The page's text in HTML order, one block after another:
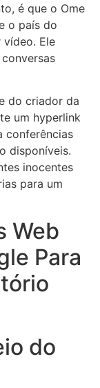
é que o Ome
o país do
vídeo. Ele
do criador da
um hyperlink
conferências
disponíveis.
inocentes
para um
Web
Para
do